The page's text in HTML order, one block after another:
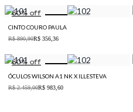
60% off
CINTO COURO PAULA
R$ 890,90R$ 356,36
60% off
ÓCULOS WILSON A1 NK X ILLESTEVA
R$ 2.459,00R$ 983,60